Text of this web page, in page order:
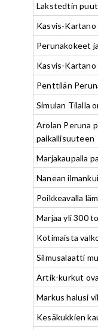
Lakstedtin
Kasvis-Kartano
Perunakokeet
Kasvis-Kartano
Penttilän
Simulan Tilalla
Arolan Peruna
paikallisuuteen
Marjakaupalla
Nanean
Poikkeavalla
Marjaa yli 300
Kotimaista
Silmusalaatti
Artik-kurkut
Markus halusi
Kesäkukkien